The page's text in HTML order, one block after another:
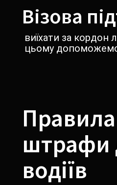
содержимомуВізова
виїхати за кордон
цьому
штрафи
водіїв